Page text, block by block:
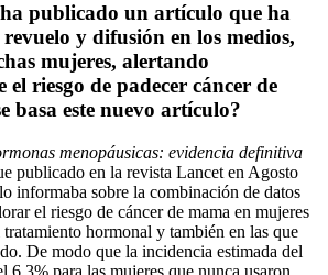
ha publicado un artículo que ha
y difusión en los medios,
mujeres, alertando
el riesgo de padecer cáncer de
basa este nuevo artículo?
menopáusicas: evidencia definitiva
publicado en la revista Lancet en Agosto
informaba sobre la combinación de datos
el riesgo de cáncer de mama en mujeres
hormonal y también en las que
De modo que la incidencia estimada del